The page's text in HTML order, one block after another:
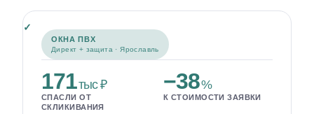
ОКНА ПВХ
Директ + защита · Ярославль
171тыс ₽
СПАСЛИ ОТ
СКЛИКИВАНИЯ
−38%
К СТОИМОСТИ ЗАЯВКИ